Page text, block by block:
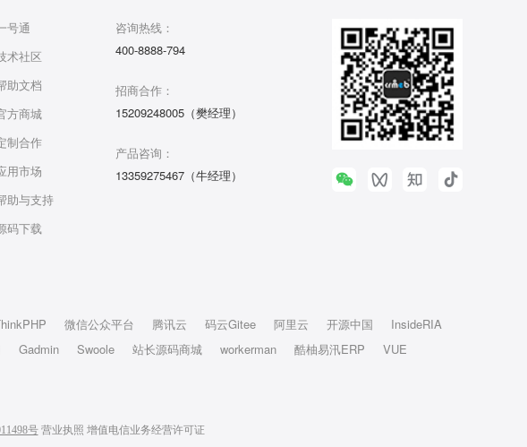
号通
术社区
助文档
方商城
制合作
用市场
助与支持
码下载
咨询热线：
400-8888-794
招商合作：
15209248005（樊经理）
产品咨询：
13359275467（牛经理）
微信公众平台 腾讯云 码云Gitee 阿里云 开源中国
InsideRIA
Gadmin Swoole 站长源码商城 workerman 酷柚易汛ERP
VUE
号 营业执照 增值电信业务经营许可证